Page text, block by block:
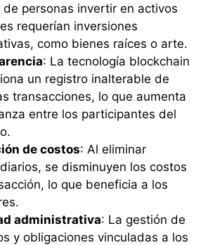
de personas invertir en activos
requerían inversiones
como bienes raíces o arte.
: La tecnología blockchain
un registro inalterable de
transacciones, lo que aumenta
entre los participantes del
de costos: Al eliminar
se disminuyen los costos
lo que beneficia a los
administrativa: La gestión de
y obligaciones vinculadas a los